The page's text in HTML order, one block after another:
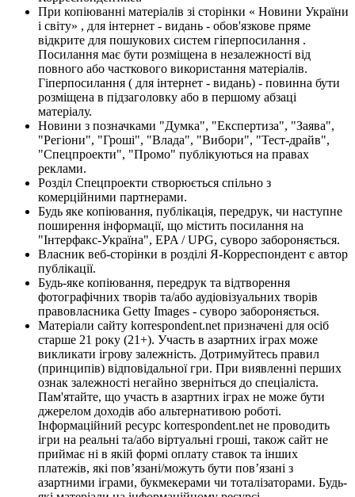
При копіюванні матеріалів зі сторінки « Новини України
і світу» , для інтернет - видань - обов'язкове пряме
відкрите для пошукових систем гіперпосилання .
Посилання має бути розміщена в незалежності від
повного або часткового використання матеріалів.
Гіперпосилання ( для інтернет - видань) - повинна бути
розміщена в підзаголовку або в першому абзаці
матеріалу.
Новини з позначками "Думка", "Експертиза", "Заява",
"Регіони", "Гроші", "Влада", "Вибори", "Тест-драйв",
"Спецпроекти", "Промо" публікуються на правах
реклами.
Розділ Спецпроекти створюється спільно з
комерційними партнерами.
Будь яке копіювання, публікація, передрук, чи наступне
поширення інформації, що містить посилання на
"Інтерфакс-Україна", EPA / UPG, суворо забороняється.
Власник веб-сторінки в розділі Я-Корреспондент є автор
публікації.
Будь-яке копіювання, передрук та відтворення
фотографічних творів та/або аудіовізуальних творів
правовласника Getty Images - суворо забороняється.
Матеріали сайту korrespondent.net призначені для осіб
старше 21 року (21+). Участь в азартних іграх може
викликати ігрову залежність. Дотримуйтесь правил
(принципів) відповідальної гри. При виявленні перших
ознак залежності негайно зверніться до спеціаліста.
Пам'ятайте, що участь в азартних іграх не може бути
джерелом доходів або альтернативою роботі.
Інформаційний ресурс korrespondent.net не проводить
ігри на реальні та/або віртуальні гроші, також сайт не
приймає ні в якій формі оплату ставок та інших
платежів, які пов’язані/можуть бути пов’язані з
азартними іграми, букмекерами чи тоталізаторами. Будь-